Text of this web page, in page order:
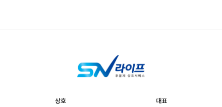
상호 대표